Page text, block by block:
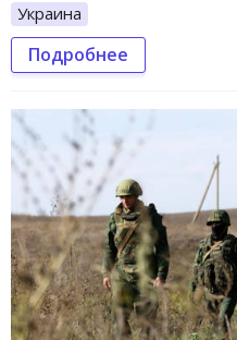
Украина
Подробнее